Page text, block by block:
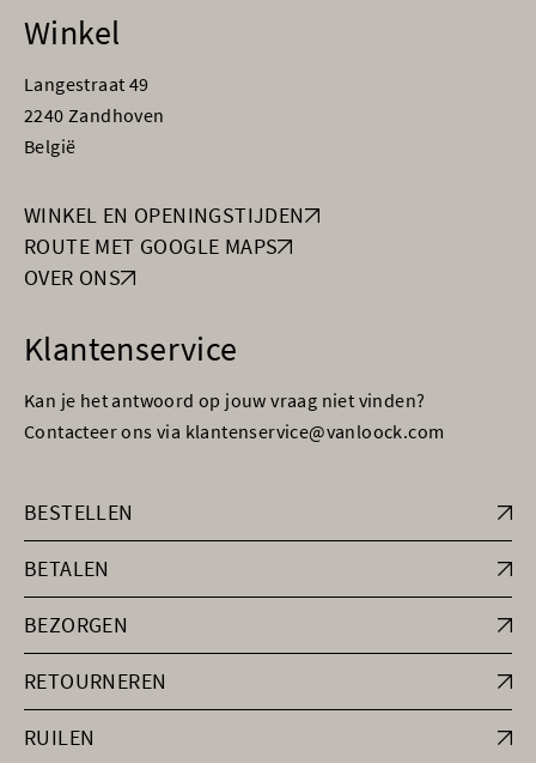
Winkel
Langestraat 49
2240 Zandhoven
België
WINKEL EN OPENINGSTIJDEN
ROUTE MET GOOGLE MAPS
OVER ONS
Klantenservice
Kan je het antwoord op jouw vraag niet vinden?
Contacteer ons via klantenservice@vanloock.com
BESTELLEN
BETALEN
BEZORGEN
RETOURNEREN
RUILEN